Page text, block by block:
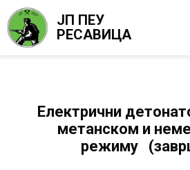
ЈП ПЕУ
РЕСАВИЦА
Eлектрични
метанском и
режиму